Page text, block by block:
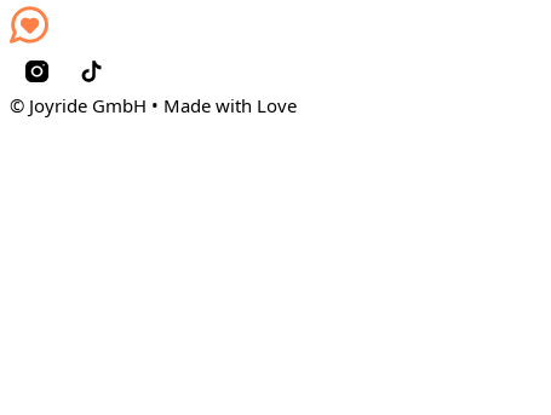
© Joyride GmbH • Made with Love